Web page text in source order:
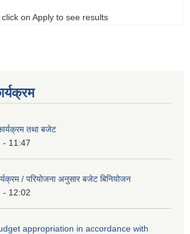
on Apply to see results
तथा बजेट
- 11:47
/ परियोजना अनुसार बजेट बिनियोजन
- 12:02
appropriation in accordance with